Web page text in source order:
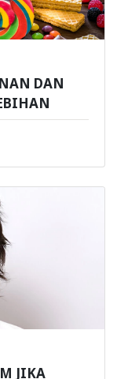
DAN
JIKA